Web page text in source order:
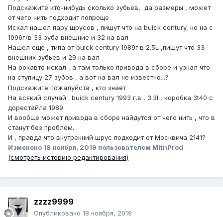
Подскажите кто-нибудь сколько зубьев, да размеры , может
от чего нить подходит попроще
Искал нашел пару шрусов , пишут что на buick century, но на с
1996г/в 33 зуба внешние и 32 на вал
Нашел еще , типа от buick century 1989г.в 2.5L ,пишут что 33
внешних зубьев и 29 на вал
На рокавто искал , а там только привода в сборе и узнал что
на ступицу 27 зубов , а вот на вал не известно...?
Подскажите пожалуйста , кто знает
На всякий случай : buick century 1993 г.в , 3.3l , коробка 3t40 с
дорестайла 1989
И вообще может привода в сборе найдутся от чего нить , что в
станут без проблем.
И , правда что внутренний шрус подходит от Москвича 2141?
Изменено 18 ноября, 2019 пользователем MitnProd
(смотреть историю редактирования)
zzzz9999
Опубликовано 18 ноября, 2019